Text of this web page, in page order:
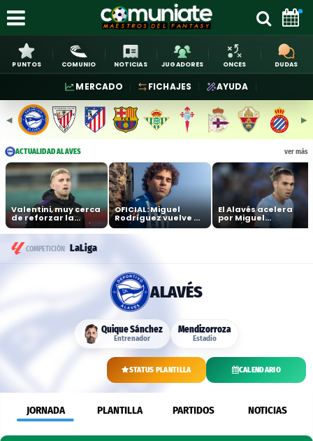
PUNTOS COMUNIO NOTICIAS JUGADORES ONCES DUDAS
MERCADO FICHAJES AYUDA
◀︎ ▶︎
ACTUALIDAD ALAVÉS ver más
Valentini, muy cerca
de reforzar la
defensa del Alavés
OFICIAL: Miguel
Rodríguez vuelve a
LaLiga de la mano
del Alavés
El Alavés acelera
por Miguel
Rodríguez para
COMPETICIÓN LaLiga
ALAVÉS
Quique Sánchez
Entrenador
Mendizorroza
Estadio
STATUS PLANTILLA CALENDARIO
JORNADA PLANTILLA PARTIDOS NOTICIAS